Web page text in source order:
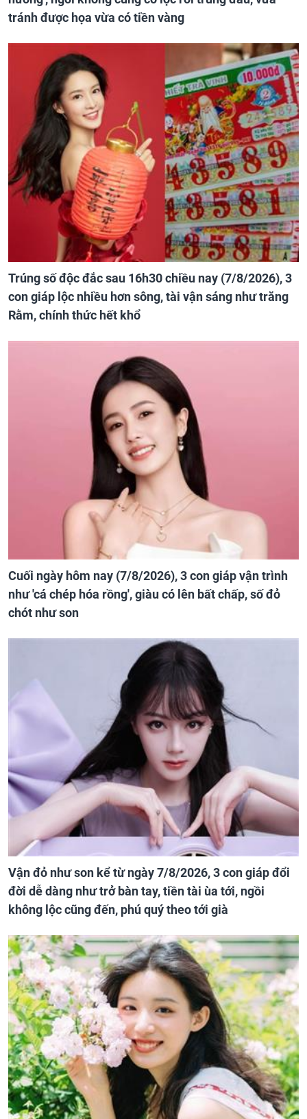
tránh được họa vừa có tiền vàng
Trúng số độc đắc sau 16h30 chiều nay (7/8/2026), 3
con giáp lộc nhiều hơn sông, tài vận sáng như trăng
Rằm, chính thức hết khổ
Cuối ngày hôm nay (7/8/2026), 3 con giáp vận trình
như 'cá chép hóa rồng', giàu có lên bất chấp, số đỏ
chót như son
Vận đỏ như son kể từ ngày 7/8/2026, 3 con giáp đổi
đời dễ dàng như trở bàn tay, tiền tài ùa tới, ngồi
không lộc cũng đến, phú quý theo tới già